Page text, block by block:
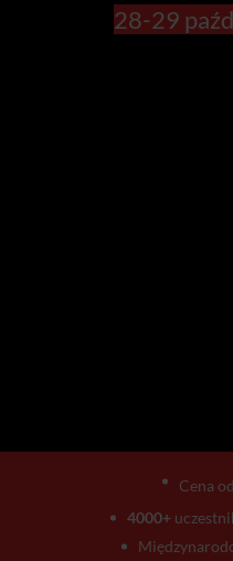
28-29
Cena od
4000+